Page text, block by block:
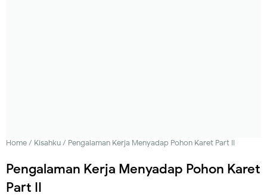
Home/ Kisahku/ Pengalaman Kerja Menyadap Pohon Karet Part II
Pengalaman Kerja Menyadap Pohon Karet
Part II